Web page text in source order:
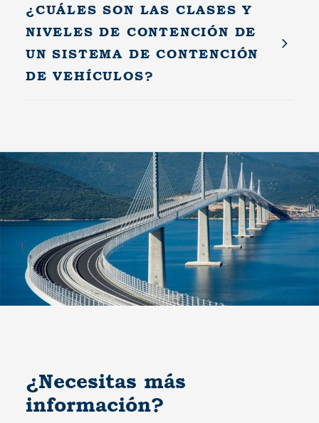
¿CUÁLES SON LAS CLASES Y
NIVELES DE CONTENCIÓN DE
UN SISTEMA DE CONTENCIÓN
DE VEHÍCULOS?
¿Necesitas más
información?